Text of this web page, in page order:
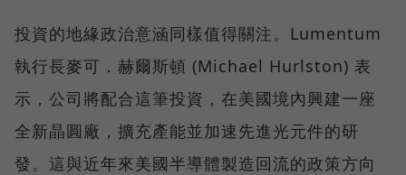
投資的地緣政治意涵同樣值得關注。Lumentum
執行長麥可．赫爾斯頓 (Michael Hurlston) 表
示，公司將配合這筆投資，在美國境內興建一座
全新晶圓廠，擴充產能並加速先進光元件的研
發。這與近年來美國半導體製造回流的政策方向